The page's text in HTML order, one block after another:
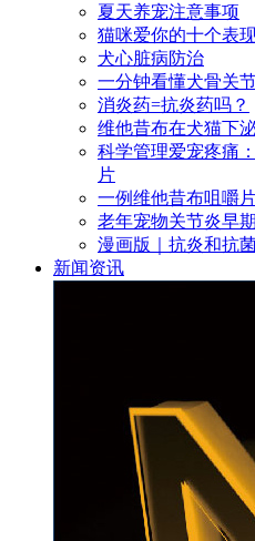
夏天养宠注意事项
猫咪爱你的十个表
犬心脏病防治
一分钟看懂犬骨关
消炎药=抗炎药吗？
维他昔布在犬猫下
科学管理爱宠疼痛
片
一例维他昔布咀嚼
老年宠物关节炎早
漫画版｜抗炎和抗
新闻资讯